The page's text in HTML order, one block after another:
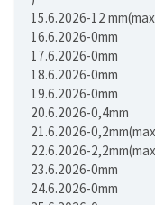
15.6.2026-12
16.6.2026-0mm
17.6.2026-0mm
18.6.2026-0mm
19.6.2026-0mm
20.6.2026-0,4mm
21.6.2026-
22.6.2026-
23.6.2026-0mm
24.6.2026-0mm